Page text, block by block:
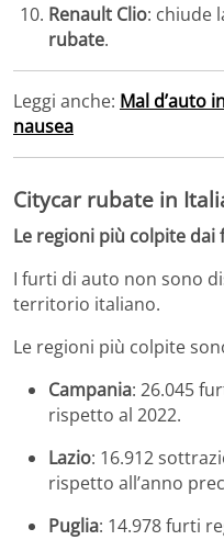
Renault Clio: chiude
rubate.
Leggi anche: Mal d’auto
nausea
Citycar rubate in
Le regioni più colpite
I furti di auto non sono
territorio italiano.
Le regioni più colpite
Campania: 26.045
rispetto al 2022.
Lazio: 16.912
rispetto all’anno
Puglia: 14.978 furti